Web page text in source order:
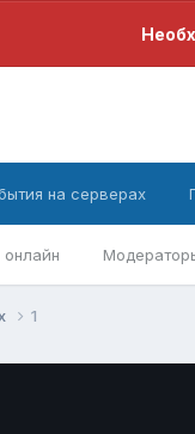
на серверах
1